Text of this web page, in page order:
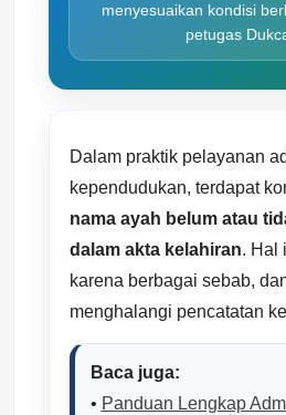
menyesuaikan kondisi
petugas
Dalam praktik pelayanan
kependudukan, terdapat
nama ayah belum atau
dalam akta kelahiran. Hal
karena berbagai sebab,
menghalangi pencatatan
Baca juga:
• Panduan Lengkap